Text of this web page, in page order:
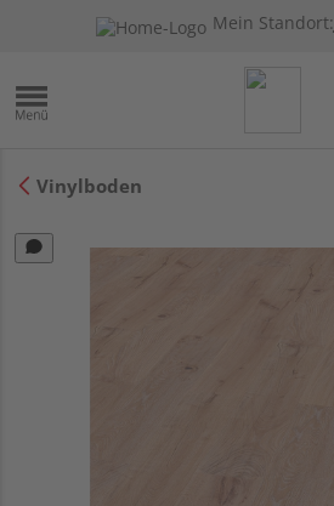
Mein Standort:
Vinylboden